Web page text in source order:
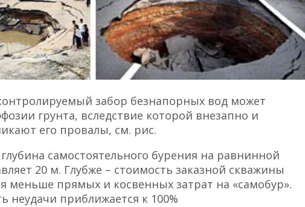
забор безнапорных вод может
грунта, вследствие которой внезапно и
его провалы, см. рис.
самостоятельного бурения на равнинной
20 м. Глубже – стоимость заказной скважины
меньше прямых и косвенных затрат на «самобур».
неудачи приближается к 100%